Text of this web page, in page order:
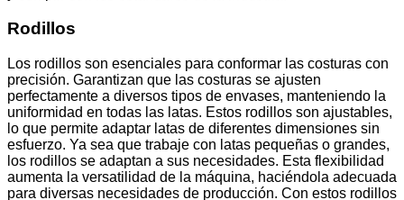
Rodillos
Los rodillos son esenciales para conformar las costuras con
precisión. Garantizan que las costuras se ajusten
perfectamente a diversos tipos de envases, manteniendo la
uniformidad en todas las latas. Estos rodillos son ajustables,
lo que permite adaptar latas de diferentes dimensiones sin
esfuerzo. Ya sea que trabaje con latas pequeñas o grandes,
los rodillos se adaptan a sus necesidades. Esta flexibilidad
aumenta la versatilidad de la máquina, haciéndola adecuada
para diversas necesidades de producción. Con estos rodillos